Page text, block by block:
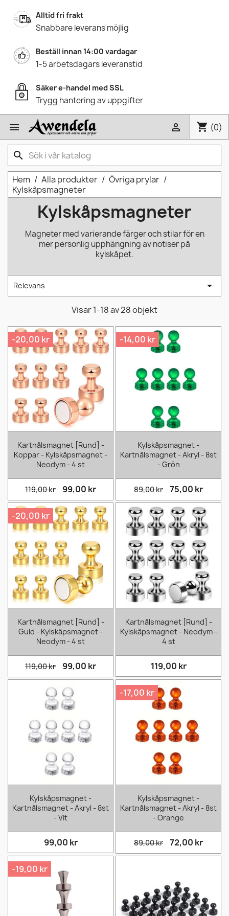
Alltid fri frakt
Snabbare leverans möjlig
Beställ innan 14:00 vardagar
1-5 arbetsdagars leveranstid
Säker e-handel med SSL
Trygg hantering av uppgifter
 shopping_cart (0)

search
Hem Alla produkter
Övriga prylar
Kylskåpsmagneter
Kylskåpsmagneter
Magneter med varierande färger och stilar för en
mer personlig upphängning av notiser på
kylskåpet.
Relevans 
Visar 1-18 av 28 objekt
Kartnålsmagnet [Rund] -
Koppar - Kylskåpsmagnet -
Neodym - 4 st
119,00 kr 99,00 kr
-20,00 kr
Kylskåpsmagnet -
Kartnålsmagnet - Akryl - 8st
- Grön
89,00 kr 75,00 kr
-14,00 kr
Kartnålsmagnet [Rund] -
Guld - Kylskåpsmagnet -
Neodym - 4 st
119,00 kr 99,00 kr
-20,00 kr
Kartnålsmagnet [Rund] -
Kylskåpsmagnet - Neodym -
4 st
119,00 kr
Kylskåpsmagnet -
Kartnålsmagnet - Akryl - 8st
- Vit
99,00 kr
Kylskåpsmagnet -
Kartnålsmagnet - Akryl - 8st
- Orange
89,00 kr 72,00 kr
-17,00 kr
-19,00 kr